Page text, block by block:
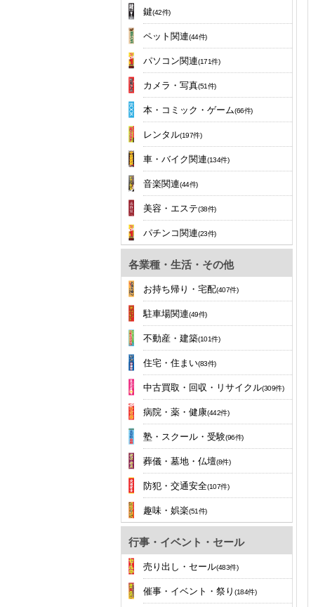
鍵(42件)
ペット関連(44件)
パソコン関連(171件)
カメラ・写真(51件)
本・コミック・ゲーム(66件)
レンタル(197件)
車・バイク関連(134件)
音楽関連(44件)
美容・エステ(38件)
パチンコ関連(23件)
各業種・生活・その他
お持ち帰り・宅配(407件)
駐車場関連(49件)
不動産・建築(101件)
住宅・住まい(83件)
中古買取・回収・リサイクル(309件)
病院・薬・健康(442件)
塾・スクール・受験(96件)
葬儀・墓地・仏壇(8件)
防犯・交通安全(107件)
趣味・娯楽(51件)
行事・イベント・セール
売り出し・セール(483件)
催事・イベント・祭り (184件)